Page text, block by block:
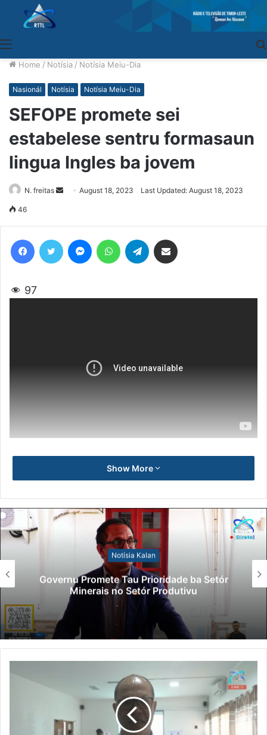
Home / Notísia / Notísia Meiu-Dia
Nasionál Notísia Notísia Meiu-Dia
SEFOPE promete sei
estabelese sentru formasaun
lingua Ingles ba jovem
N. freitas
SendAugust 18, 2023 Last Updated: August 18, 2023
46
97
Show More
Notísia Kalan
Governu Promete Tau Prioridade ba Setór
Minerais no Setór Produtivu